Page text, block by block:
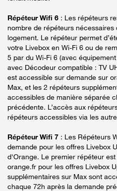
Répéteur Wifi 6 : Les répéteurs
nombre de répéteurs
logement. Le répéteur permet
votre Livebox en Wi-Fi 6 ou de
5 par du Wi-Fi 6 (avec
avec Décodeur compatible : TV
est accessible sur demande sur
Max, et les 2 répéteurs
accessibles de manière séparée
précédente. L’accès aux
répéteurs accessibles via les
Répéteur Wifi 7 : Les Répéteurs
demande pour les offres Livebox
d'Orange. Le premier répéteur
orange.fr pour les offres Livebox
supplémentaires sur Max sont
chaque 72h après la demande